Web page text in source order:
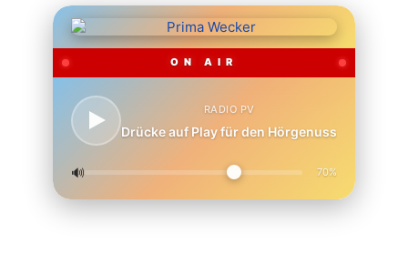
ON AIR
RADIO PV
Drücke auf Play für den Hörgenuss
🔊 70%
MUSIKWUNSCH